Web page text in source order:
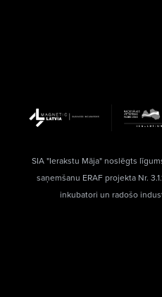
SIA "Ierakstu Māja" noslēgts
saņemšanu ERAF projekta Nr.
inkubatori un radošo